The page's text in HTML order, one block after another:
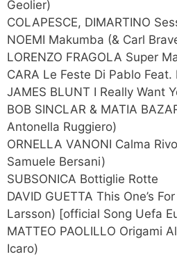
Geolier)
COLAPESCE, DIMARTINO
NOEMI Makumba (& Carl
LORENZO FRAGOLA Super
CARA Le Feste Di Pablo Feat.
JAMES BLUNT I Really Want
BOB SINCLAR & MATIA
Antonella Ruggiero)
ORNELLA VANONI Calma
Samuele Bersani)
SUBSONICA Bottiglie Rotte
DAVID GUETTA This One’s
Larsson) [official Song Uefa
MATTEO PAOLILLO Origami
Icaro)